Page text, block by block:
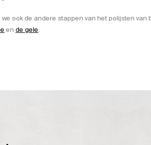
ook de andere stappen van het polijsten van
en de gele.